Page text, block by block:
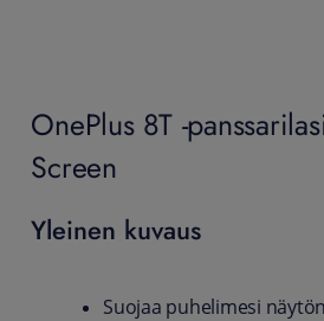
OnePlus 8T -
Screen
Yleinen kuvaus
Suojaa puhelimesi